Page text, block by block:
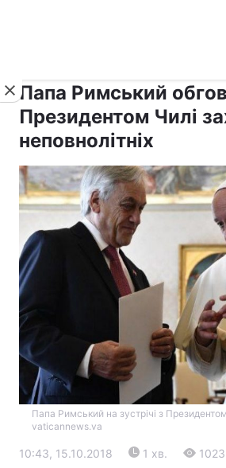
Папа Римський
Президентом Чилі
неповнолітніх
Папа Римський на зустрічі з
vaticannews.va
10:43, 15.10.2018 1 хв. 1023